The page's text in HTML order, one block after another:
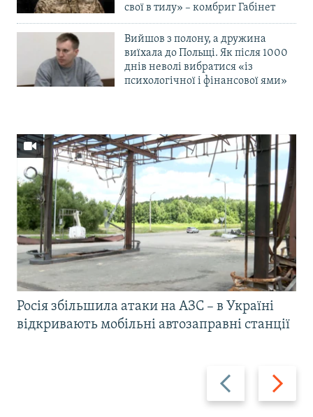
свої в тилу» – комбриг Габінет
Вийшов з полону, а дружина
виїхала до Польщі. Як після 1000
днів неволі вибратися «із
психологічної і фінансової ями»
Назад Вперед
Росія збільшила атаки на АЗС – в Україні
відкривають мобільні автозаправні станції